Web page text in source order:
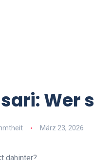
Wer
März 23, 2026